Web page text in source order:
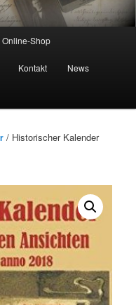
Online-Shop
Kontakt News
/ Historischer Kalender